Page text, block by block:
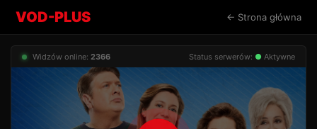
VOD-PLUS ← Strona główna
Widzów online: 2366 Status serwerów: ● Aktywne